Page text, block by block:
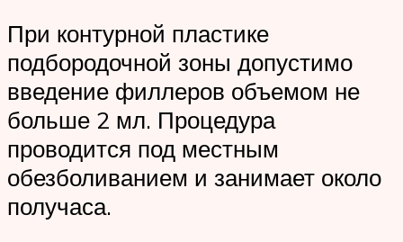
При контурной пластике
подбородочной зоны допустимо
введение филлеров объемом не
больше 2 мл. Процедура
проводится под местным
обезболиванием и занимает около
получаса.